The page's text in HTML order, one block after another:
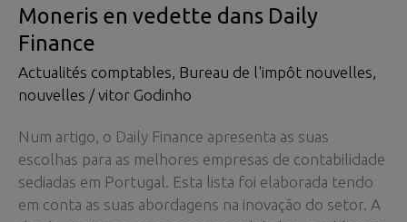
Moneris en vedette dans Daily
Finance
Actualités comptables, Bureau de l'impôt nouvelles,
nouvelles /vitor Godinho
Num artigo, o Daily Finance apresenta as suas
escolhas para as melhores empresas de contabilidade
sediadas em Portugal. Esta lista foi elaborada tendo
em conta as suas abordagens na inovação do setor. A